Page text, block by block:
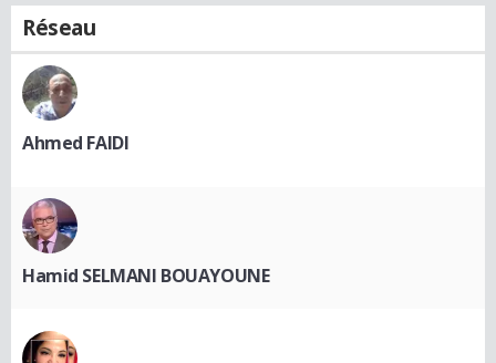
Réseau
Ahmed FAIDI
Hamid SELMANI BOUAYOUNE